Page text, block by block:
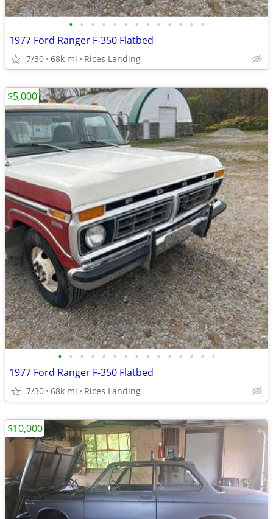
• • • • • • • • • • • • •
1977 Ford Ranger F-350 Flatbed
7/30 68k mi Rices Landing
• • • • • • • • • • • • • • •
1977 Ford Ranger F-350 Flatbed
7/30 68k mi Rices Landing
$5,000
$10,000